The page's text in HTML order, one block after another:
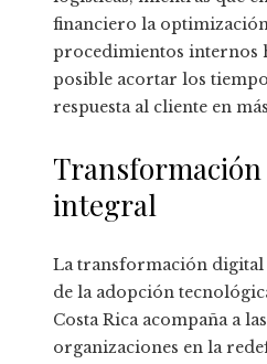
financiero la
procedimientos internos
posible acortar los
respuesta al cliente en
integral
La transformación digital
de la adopción
Costa Rica acompaña a las
organizaciones en la